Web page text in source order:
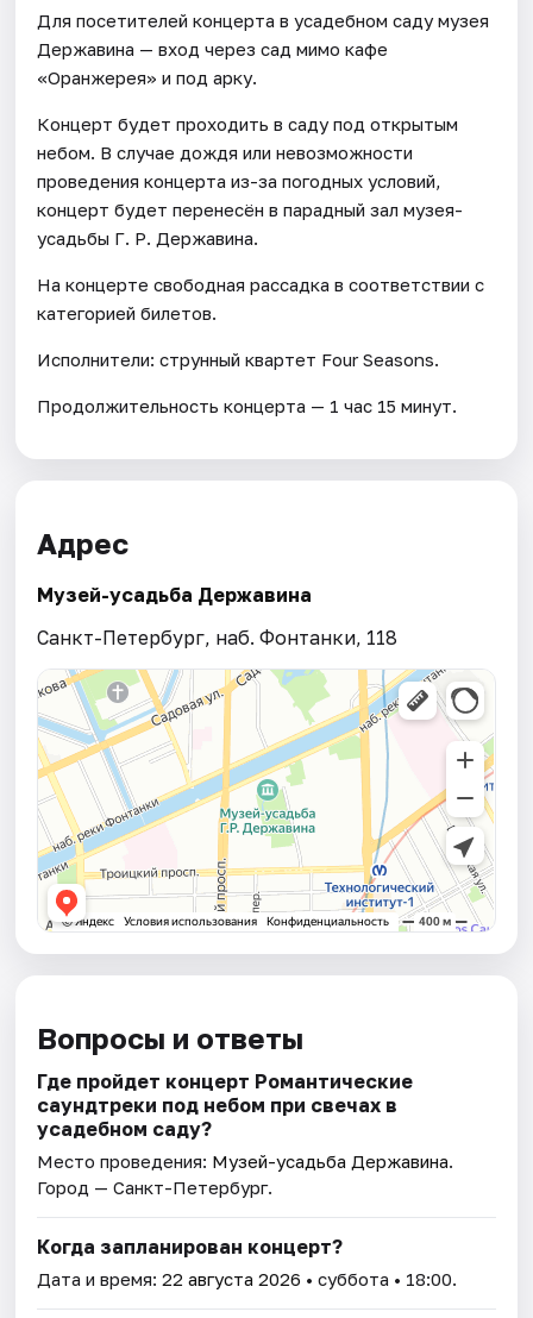
Для посетителей концерта в усадебном саду музея
Державина — вход через сад мимо кафе
«Оранжерея» и под арку.
Концерт будет проходить в саду под открытым
небом. В случае дождя или невозможности
проведения концерта из-за погодных условий,
концерт будет перенесён в парадный зал музея-
усадьбы Г. Р. Державина.
На концерте свободная рассадка в соответствии с
категорией билетов.
Исполнители: струнный квартет Four Seasons.
Продолжительность концерта — 1 час 15 минут.
Адрес
Музей-усадьба Державина
Санкт-Петербург, наб. Фонтанки, 118
Вопросы и ответы
Где пройдет концерт Романтические
саундтреки под небом при свечах в
усадебном саду?
Место проведения: Музей-усадьба Державина.
Город — Санкт-Петербург.
Когда запланирован концерт?
Дата и время:22 августа 2026 • суббота • 18:00.